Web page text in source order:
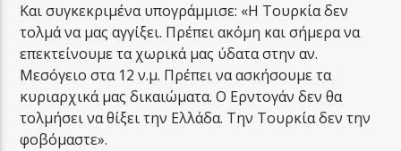
Και συγκεκριμένα υπογράμμισε: «Η Τουρκία δεν
τολμά να μας αγγίξει. Πρέπει ακόμη και σήμερα να
επεκτείνουμε τα χωρικά μας ύδατα στην αν.
Μεσόγειο στα 12 ν.μ. Πρέπει να ασκήσουμε τα
κυριαρχικά μας δικαιώματα. Ο Ερντογάν δεν θα
τολμήσει να θίξει την Ελλάδα. Την Τουρκία δεν την
φοβόμαστε».